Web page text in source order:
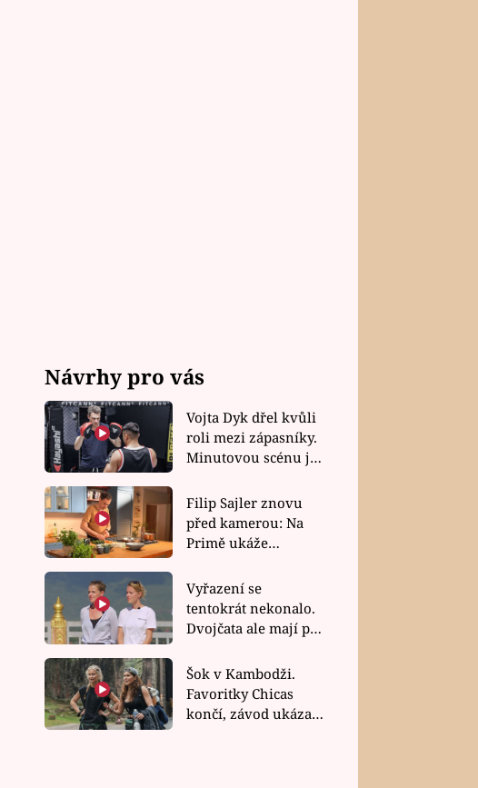
Návrhy pro vás
Vojta Dyk dřel kvůli
roli mezi zápasníky.
Minutovou scénu jel
Filip Sajler znovu
před kamerou: Na
Primě ukáže
rychlé recepty
Vyřazení se
tentokrát nekonalo.
Dvojčata ale mají po
závodu nůž na krku
Šok v Kambodži.
Favoritky Chicas
končí, závod ukázal